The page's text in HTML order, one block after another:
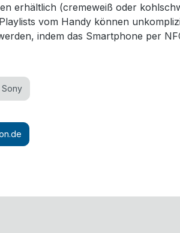
erhältlich (cremeweiß oder
vom Handy können
indem das Smartphone per
Sony